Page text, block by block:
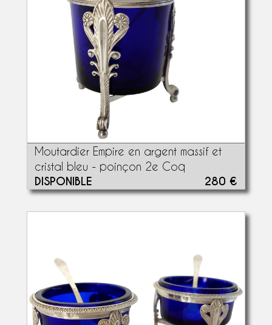
Moutardier Empire en argent massif et
cristal bleu - poinçon 2e Coq
DISPONIBLE 280 €